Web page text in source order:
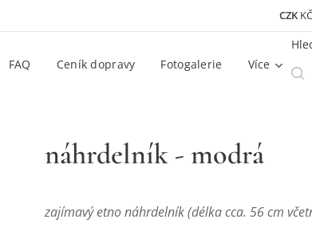
CZK KČ
FAQ Ceník dopravy Fotogalerie Více
náhrdelník - modrá
zajímavý etno náhrdelník (délka cca. 56 cm